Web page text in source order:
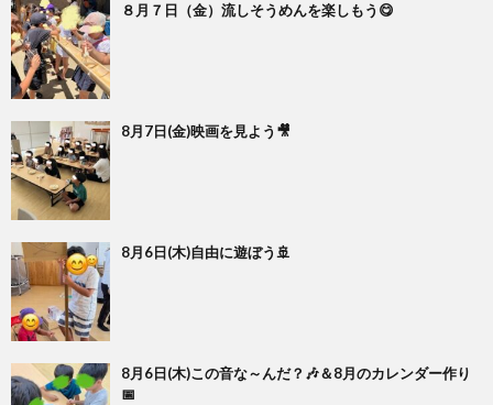
８月７日（金）流しそうめんを楽しもう😋
8月7日(金)映画を見よう🎥
8月6日(木)自由に遊ぼう🚢
8月6日(木)この音な～んだ？🎶＆8月のカレンダー作り
📅